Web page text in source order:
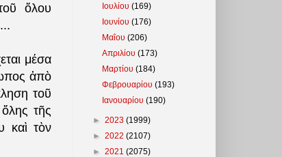
ὅλου
μέσα
ἀπὸ
τοῦ
τῆς
καὶ τὸν
Ιουλίου(169)
Ιουνίου(176)
Μαΐου(206)
Απριλίου(173)
Μαρτίου(184)
Φεβρουαρίου(193)
Ιανουαρίου(190)
► 2023 (1999)
► 2022 (2107)
► 2021 (2075)